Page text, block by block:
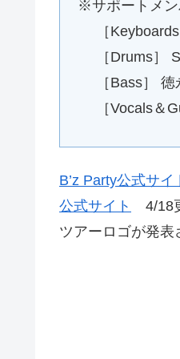
※サポートメン
［Keyboards
［Drums］
［Bass］ 徳
［Vocals＆
B’z Party公式サイ
公式サイト
4/18
ツアーロゴが発表